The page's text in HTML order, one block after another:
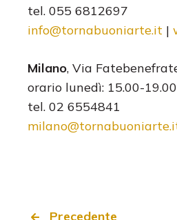
tel. 055 6812697
info@tornabuoniarte.it |
Milano, Via
orario lunedì: 15.00-
tel. 02 6554841
Precedente